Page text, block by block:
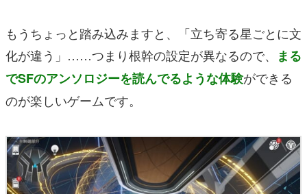
もうちょっと踏み込みますと、「立ち寄る星ごとに文
化が違う」……つまり根幹の設定が異なるので、
まる
でSFのアンソロジーを読んでるような体験ができる
のが楽しいゲームです。